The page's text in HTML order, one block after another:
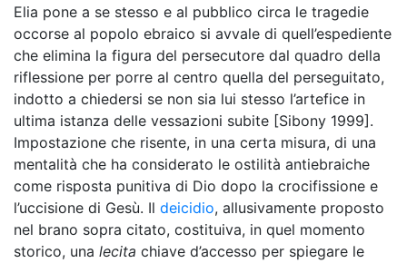
Elia pone a se stesso e al pubblico circa le tragedie
occorse al popolo ebraico si avvale di quell’espediente
che elimina la figura del persecutore dal quadro della
riflessione per porre al centro quella del perseguitato,
indotto a chiedersi se non sia lui stesso l’artefice in
ultima istanza delle vessazioni subite [Sibony 1999].
Impostazione che risente, in una certa misura, di una
mentalità che ha considerato le ostilità antiebraiche
come risposta punitiva di Dio dopo la crocifissione e
l’uccisione di Gesù. Il deicidio, allusivamente proposto
nel brano sopra citato, costituiva, in quel momento
storico, una lecita chiave d’accesso per spiegare le